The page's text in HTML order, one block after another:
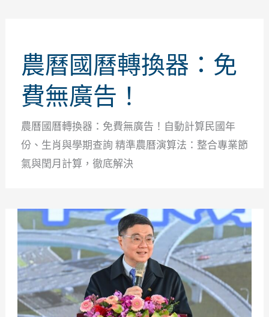
農曆國曆轉換器：免
費無廣告！
農曆國曆轉換器：免費無廣告！自動計算民國年
份、生肖與學期查詢 精準農曆演算法：整合專業節
氣與閏月計算，徹底解決